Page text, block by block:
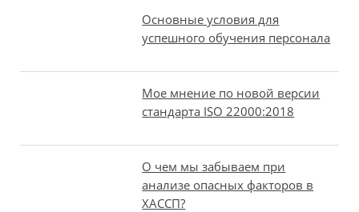
Основные условия для
успешного обучения персонала
Мое мнение по новой версии
стандарта ISO 22000:2018
О чем мы забываем при
анализе опасных факторов в
ХАССП?